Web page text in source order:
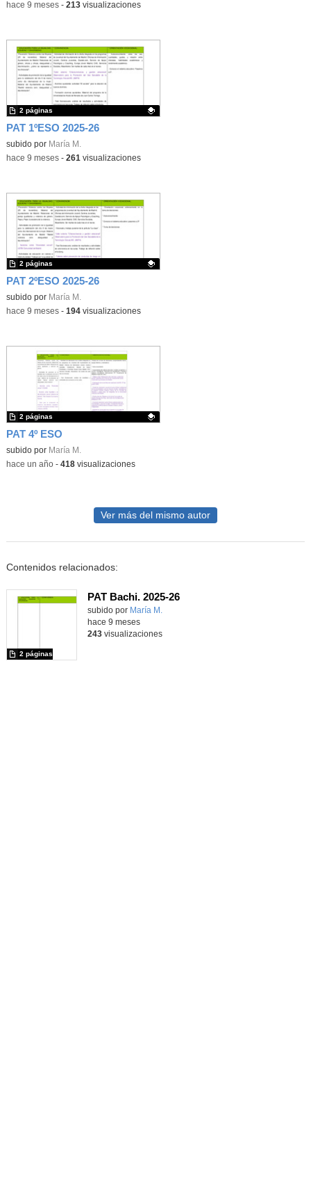
-hace 9 meses- 213visualizaciones
PAT 1ºESO 2025-26
Contenido educativo.
subido por María M.
2 páginas
-hace 9 meses- 261 visualizaciones
PAT 2ºESO 2025-26
Contenido educativo.
subido por María M.
2 páginas
-hace 9 meses- 194visualizaciones
PAT 4º ESO
Contenido educativo.
subido por María M.
2 páginas
-hace un año- 418visualizaciones
Ver más del mismo autor
Contenidos relacionados:
PAT Bachi. 2025-26
Contenido educativo.
subido por María M.
2 páginas
hace 9 meses
243visualizaciones